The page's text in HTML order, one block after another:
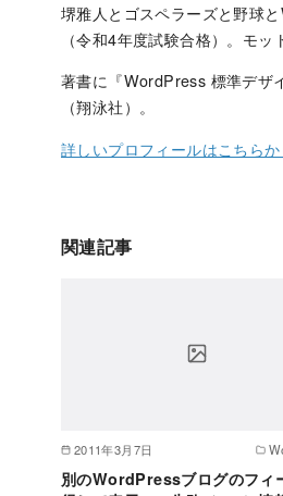
堺雅人とゴスペラーズと野球
（令和4年度試験合格）。モ
著書に『WordPress 標準デザ
（翔泳社）。
詳しいプロフィールはこちらか
関連記事
2011年3月7日
別のWordPressブログのフィ